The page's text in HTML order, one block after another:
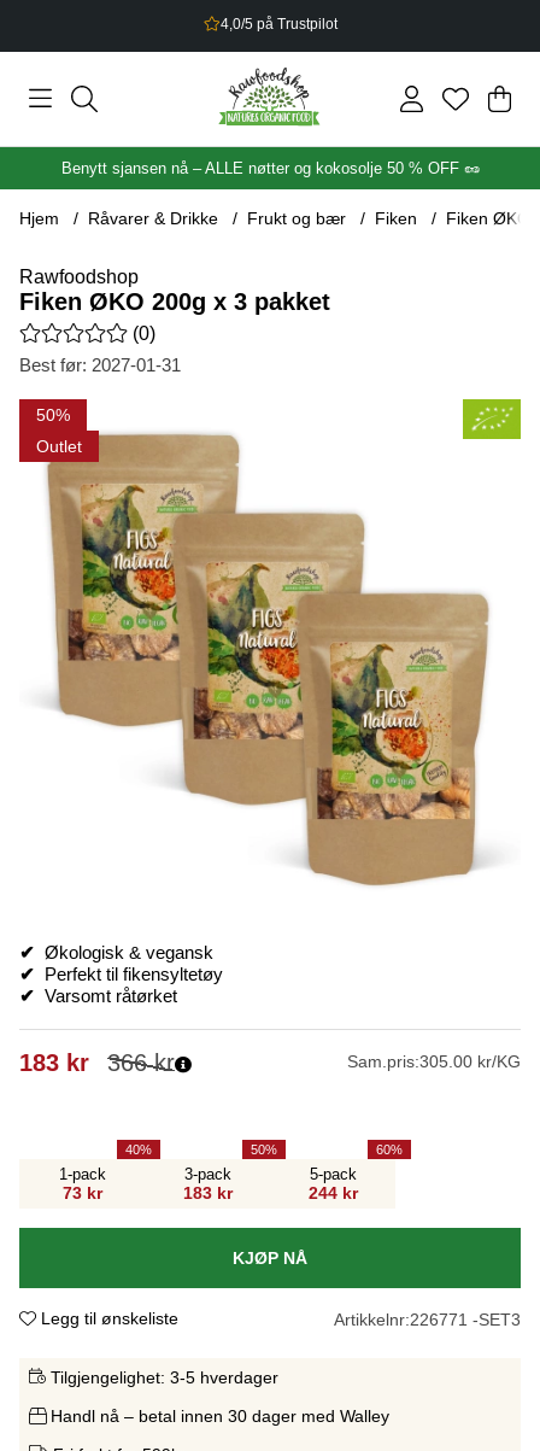
2,5% bonus på alt du handler
.
Benytt sjansen nå – ALLE nøtter og kokosolje 50 % OFF 🥜
Hjem Råvarer & Drikke Frukt og bær Fiken Fiken ØKO
Rawfoodshop
Fiken ØKO 200g x 3 pakket
Gjennomsnittlig rangering 0 av 5 Antall vurderinger 0
(0)
Best før: 2027-01-31
50
Outlet
Produktbilder Fiken ØKO 200g x 3 pakket
✔ Økologisk & vegansk
✔
Perfekt til fikensyltetøy
✔ Varsomt råtørket
366kr
183 kr Sam.pris:305.00 kr/KG
1-pack
73 kr
40
3-pack
183 kr
50
5-pack
244 kr
60
KJØP NÅ
Legg til ønskeliste Artikkelnr:226771 -SET3
Tilgjengelighet: 3-5 hverdager
Handl nå – betal innen 30 dager med Walley